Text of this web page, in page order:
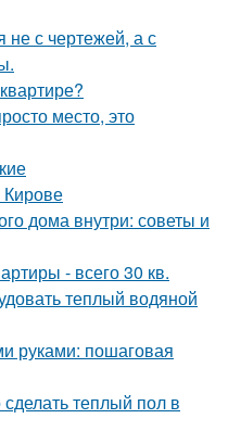
не с чертежей, а с
место, это
Кирове
дома внутри: советы и
- всего 30 кв.
теплый водяной
руками: пошаговая
теплый пол в